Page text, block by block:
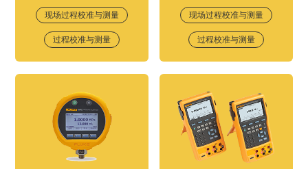
现场过程校准与测量
过程校准与测量
现场过程校准与测量
过程校准与测量